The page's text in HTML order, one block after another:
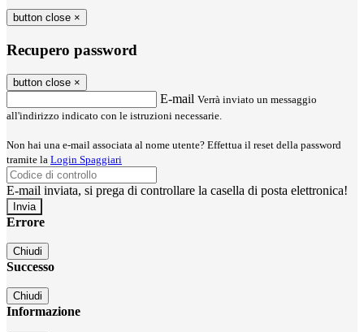
button close ×
Recupero password
button close ×
E-mail Verrà inviato un messaggio
all'indirizzo indicato con le istruzioni necessarie.
Non hai una e-mail associata al nome utente? Effettua il reset della password
tramite la Login Spaggiari
E-mail inviata, si prega di controllare la casella di posta elettronica!
Errore
Chiudi
Successo
Chiudi
Informazione